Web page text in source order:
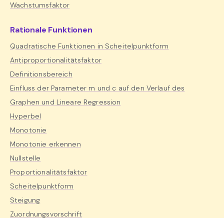
Wachstumsfaktor
Rationale Funktionen
Quadratische Funktionen in Scheitelpunktform
Antiproportionalitätsfaktor
Definitionsbereich
Einfluss der Parameter m und c auf den Verlauf des
Graphen und Lineare Regression
Hyperbel
Monotonie
Monotonie erkennen
Nullstelle
Proportionalitätsfaktor
Scheitelpunktform
Steigung
Zuordnungsvorschrift